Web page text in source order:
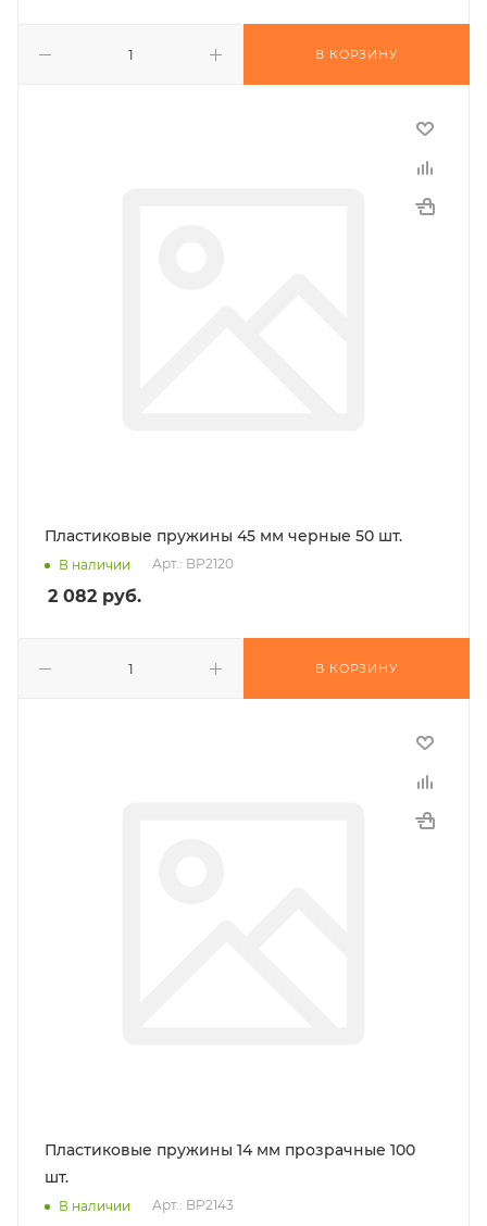
В КОРЗИНУ
Пластиковые пружины 45 мм черные 50 шт.
В наличии Арт.: BP2120
2 082 руб.
В КОРЗИНУ
Пластиковые пружины 14 мм прозрачные 100
шт.
В наличии Арт.: BP2143